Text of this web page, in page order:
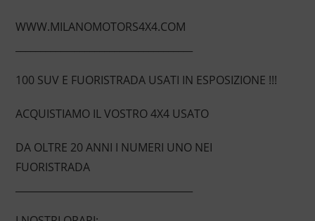
WWW.MILANOMOTORS4X4.COM
100 SUV E FUORISTRADA USATI IN ESPOSIZIONE !!!
ACQUISTIAMO IL VOSTRO 4X4 USATO
DA OLTRE 20 ANNI I NUMERI UNO NEI
FUORISTRADA